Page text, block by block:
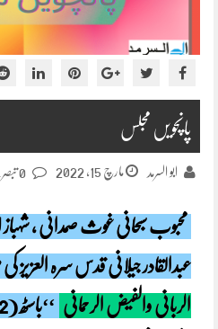
پانچویں مجلس
ابو السرمد مارچ 15, 2022
محبوب سبحانی غوث صمدانی ،
عبدالقادر جیلانی قدس سرہ
الربانی والفیض الرحمانی